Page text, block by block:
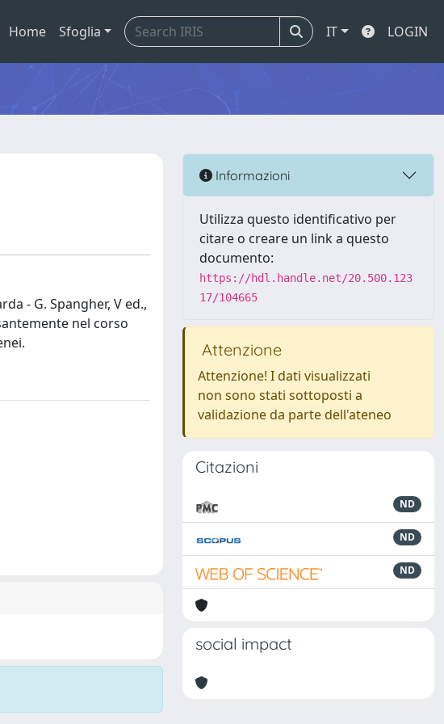
Home Sfoglia IT LOGIN
- G. Spangher, V ed.,
nel corso
Informazioni
Utilizza questo identificativo per
citare o creare un link a questo
documento:
https://hdl.handle.net/20.500.123
17/104665
Attenzione
Attenzione! I dati visualizzati
non sono stati sottoposti a
validazione da parte dell'ateneo
Citazioni
ND
ND
ND
social impact